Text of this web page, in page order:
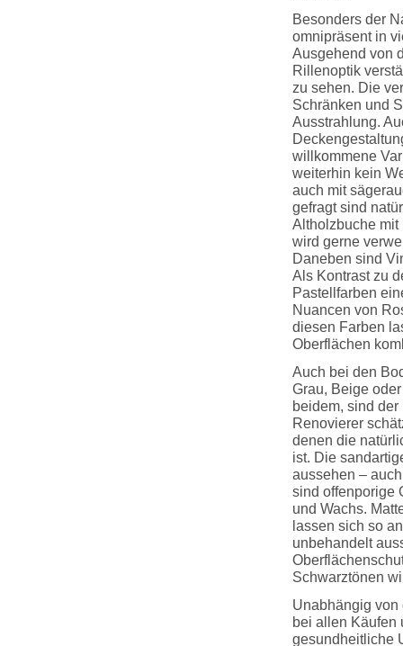
Besonders der
omnipräsent in
Ausgehend von
Rillenoptik
zu sehen. Die
Schränken und
Ausstrahlung.
willkommene
weiterhin kein
auch mit
gefragt sind
Altholzbuche mit
wird gerne
Daneben sind
Als Kontrast zu
Pastellfarben
Nuancen von
diesen Farben
Oberflächen
Auch bei den
Grau, Beige
beidem, sind
Renovierer
denen die
ist. Die
aussehen –
sind offenporige
und Wachs.
lassen sich so
unbehandelt
Schwarztönen
Unabhängig von
bei allen Käufen
gesundheitliche